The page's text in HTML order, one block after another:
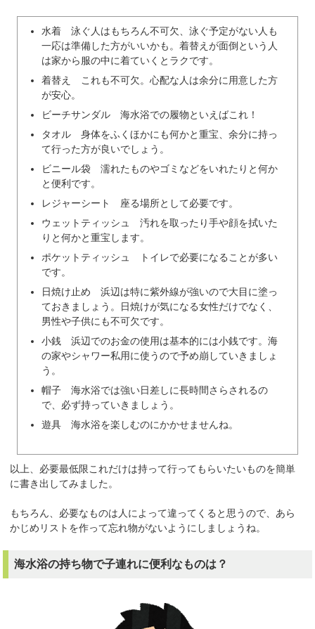
水着 泳ぐ人はもちろん不可欠、泳ぐ予定がない人も
一応は準備した方がいいかも。着替えが面倒という人
は家から服の中に着ていくとラクです。
着替え これも不可欠。心配な人は余分に用意した方
が安心。
ビーチサンダル 海水浴での履物といえばこれ！
タオル 身体をふくほかにも何かと重宝、余分に持っ
て行った方が良いでしょう。
ビニール袋 濡れたものやゴミなどをいれたりと何か
と便利です。
レジャーシート 座る場所として必要です。
ウェットティッシュ 汚れを取ったり手や顔を拭いた
りと何かと重宝します。
ポケットティッシュ トイレで必要になることが多い
です。
日焼け止め 浜辺は特に紫外線が強いので大目に塗っ
ておきましょう。日焼けが気になる女性だけでなく、
男性や子供にも不可欠です。
小銭 浜辺でのお金の使用は基本的には小銭です。海
の家やシャワー私用に使うので予め崩していきましょ
う。
帽子 海水浴では強い日差しに長時間さらされるの
で、必ず持っていきましょう。
遊具 海水浴を楽しむのにかかせませんね。
以上、必要最低限これだけは持って行ってもらいたいものを簡単
に書き出してみました。
もちろん、必要なものは人によって違ってくると思うので、あら
かじめリストを作って忘れ物がないようにしましょうね。
海水浴の持ち物で子連れに便利なものは？